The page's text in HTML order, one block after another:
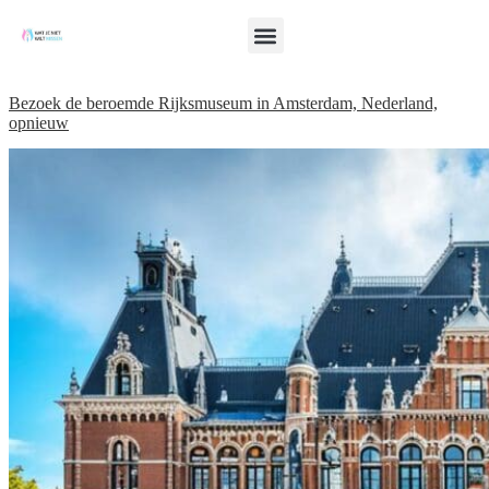
Bezoek de beroemde Rijksmuseum in Amsterdam, Nederland,
opnieuw